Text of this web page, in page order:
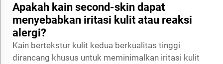
Apakah kain second-skin dapat
menyebabkan iritasi kulit atau reaksi
alergi?
Kain bertekstur kulit kedua berkualitas tinggi
dirancang khusus untuk meminimalkan iritasi kulit